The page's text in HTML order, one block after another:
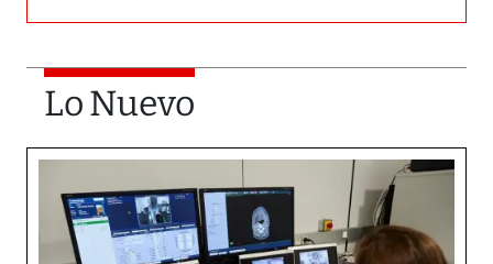
Lo Nuevo